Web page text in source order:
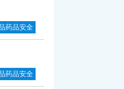
药品安全
药品安全